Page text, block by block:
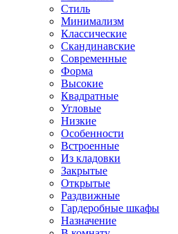
Стиль
Минимализм
Классические
Скандинавские
Современные
Форма
Высокие
Квадратные
Угловые
Низкие
Особенности
Встроенные
Из кладовки
Закрытые
Открытые
Раздвижные
Гардеробные шкафы
Назначение